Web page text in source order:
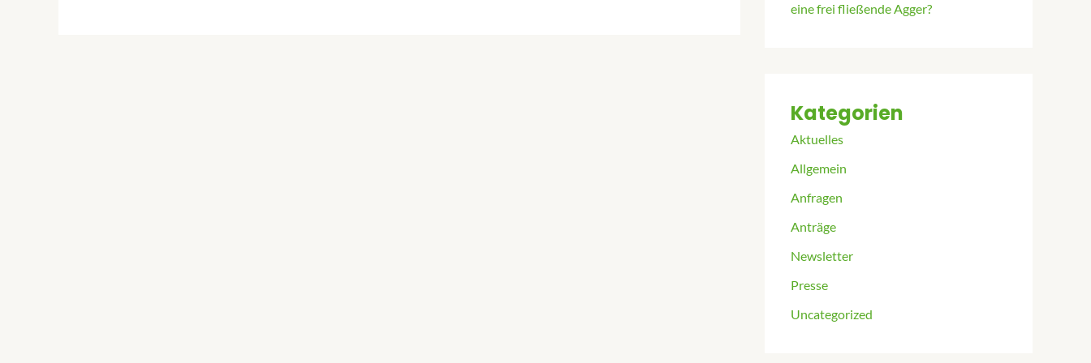
eine frei fließende Agger?
Kategorien
Aktuelles
Allgemein
Anfragen
Anträge
Newsletter
Presse
Uncategorized